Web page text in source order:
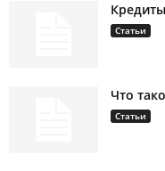
Статьи
Что
Статьи